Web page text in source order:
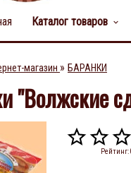
Каталог товаров keyboard_arrow_down
магазин » БАРАНКИ
"Волжские
Рейтинг: